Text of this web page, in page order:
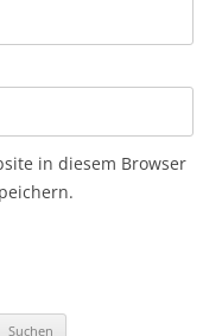
in diesem Browser